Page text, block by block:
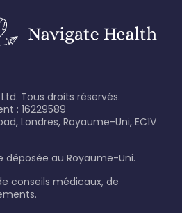
Tous droits réservés.
: 16229589
Londres, Royaume-Uni, EC1V
au Royaume-Uni.
conseils médicaux, de